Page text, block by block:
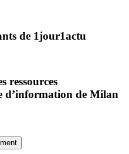
de 1jour1actu
ressources
d’information de Milan